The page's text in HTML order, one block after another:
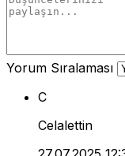
Yorum Sıralaması
C
Celalettin